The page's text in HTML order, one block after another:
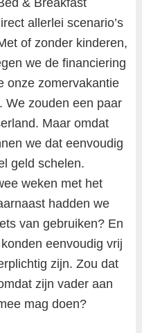
& Breakfast
allerlei scenario’s
of zonder kinderen,
we de financiering
onze zomervakantie
We zouden een paar
Maar omdat
we dat eenvoudig
geld schelen.
weken met het
hadden we
van gebruiken? En
eenvoudig vrij
zijn. Zou dat
zijn vader aan
mag doen?